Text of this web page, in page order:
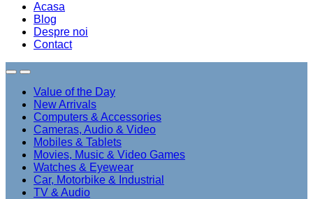
Acasa
Blog
Despre noi
Contact
Value of the Day
New Arrivals
Computers & Accessories
Cameras, Audio & Video
Mobiles & Tablets
Movies, Music & Video Games
Watches & Eyewear
Car, Motorbike & Industrial
TV & Audio